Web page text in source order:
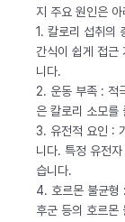
지 주요 원인은
1. 칼로리 섭취의
간식이 쉽게 접근
니다.
2. 운동 부족 : 적
은 칼로리 소모를
3. 유전적 요인 :
니다. 특정 유전
습니다.
4. 호르몬 불균형
후군 등의 호르몬